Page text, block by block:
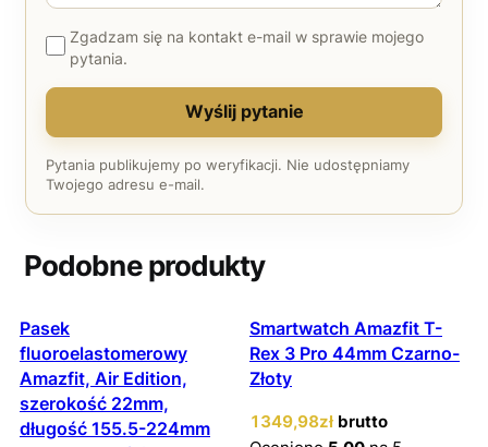
Zgadzam się na kontakt e-mail w sprawie mojego
pytania.
Wyślij pytanie
Pytania publikujemy po weryfikacji. Nie udostępniamy
Twojego adresu e-mail.
Podobne produkty
Pasek
fluoroelastomerowy
Amazfit, Air Edition,
szerokość 22mm,
długość 155.5-224mm
Smartwatch Amazfit T-
Rex 3 Pro 44mm Czarno-
Złoty
1349,98zł brutto